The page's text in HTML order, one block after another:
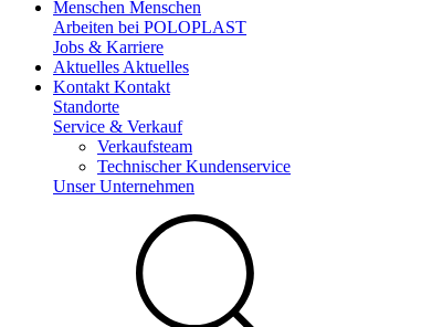
Menschen Menschen
Arbeiten bei POLOPLAST
Jobs & Karriere
Aktuelles Aktuelles
Kontakt Kontakt
Standorte
Service & Verkauf
Verkaufsteam
Technischer Kundenservice
Unser Unternehmen